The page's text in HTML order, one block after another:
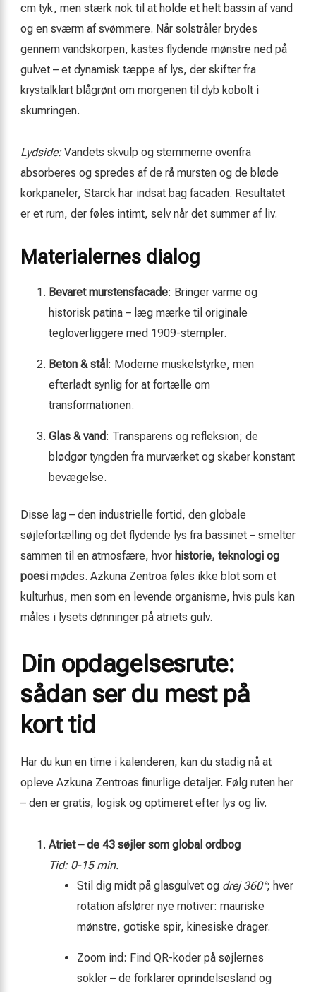
cm tyk, men stærk nok til at holde et helt bassin af vand
og en sværm af svømmere. Når solstråler brydes
gennem vandskorpen, kastes flydende mønstre ned på
gulvet – et dynamisk tæppe af lys, der skifter fra
krystalklart blågrønt om morgenen til dyb kobolt i
skumringen.
Lydside: Vandets skvulp og stemmerne ovenfra
absorberes og spredes af de rå mursten og de bløde
korkpaneler, Starck har indsat bag facaden. Resultatet
er et rum, der føles intimt, selv når det summer af liv.
Materialernes dialog
Bevaret murstensfacade: Bringer varme og
historisk patina – læg mærke til originale
tegloverliggere med 1909-stempler.
Beton & stål : Moderne muskelstyrke, men
efterladt synlig for at fortælle om
transformationen.
Glas & vand: Transparens og refleksion; de
blødgør tyngden fra murværket og skaber konstant
bevægelse.
Disse lag – den industrielle fortid, den globale
søjlefortælling og det flydende lys fra bassinet – smelter
sammen til en atmosfære, hvor historie, teknologi og
poesi mødes. Azkuna Zentroa føles ikke blot som et
kulturhus, men som en levende organisme, hvis puls kan
måles i lysets dønninger på atriets gulv.
Din opdagelsesrute:
sådan ser du mest på
kort tid
Har du kun en time i kalenderen, kan du stadig nå at
opleve Azkuna Zentroas finurlige detaljer. Følg ruten her
– den er gratis, logisk og optimeret efter lys og liv.
Atriet – de 43 søjler som global ordbog
Tid: 0-15 min.
Stil dig midt på glasgulvet og drej 360°; hver
rotation afslører nye motiver: mauriske
mønstre, gotiske spir, kinesiske drager.
Zoom ind: Find QR-koder på søjlernes
sokler – de forklarer oprindelsesland og